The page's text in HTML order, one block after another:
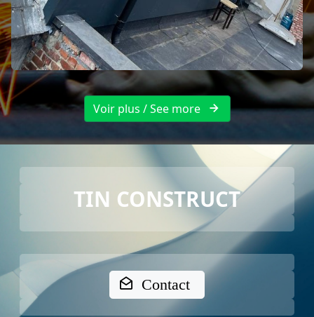
Voir plus / See more
TIN CONSTRUCT
Contact